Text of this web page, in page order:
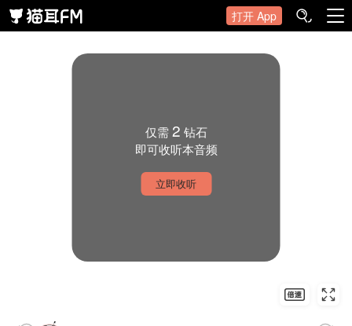
打开 App
仅需 2 钻石
即可收听本音频
立即收听